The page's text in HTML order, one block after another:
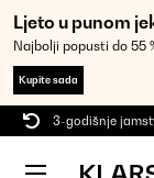
Ljeto u punom
Najbolji popusti do 55
Kupite sada
3-godišnje